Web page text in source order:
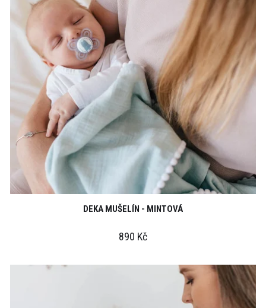
DEKA MUŠELÍN - MINTOVÁ
890 Kč